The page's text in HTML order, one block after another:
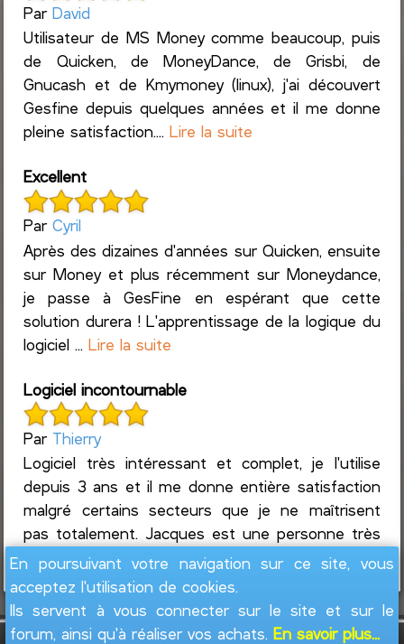
ParDavid
Utilisateur de MS Money comme beaucoup, puis
de Quicken, de MoneyDance, de Grisbi, de
Gnucash et de Kmymoney (linux), j'ai découvert
Gesfine depuis quelques années et il me donne
pleine satisfaction....Lire la suite
Excellent
ParCyril
Après des dizaines d'années sur Quicken, ensuite
sur Money et plus récemment sur Moneydance,
je passe à GesFine en espérant que cette
solution durera ! L'apprentissage de la logique du
logiciel ...Lire la suite
Logiciel incontournable
Par Thierry
Logiciel très intéressant et complet, je l'utilise
depuis 3 ans et il me donne entière satisfaction
malgré certains secteurs que je ne maîtrisent
pas totalement. Jacques est une personne très
access...Lire la suite
En poursuivant votre navigation sur ce site, vous
acceptez l'utilisation de cookies.
Ils servent à vous connecter sur le site et sur le
forum, ainsi qu'à réaliser vos achats.En savoir plus...
GesFine - Copyright © 2008 - 2026Jacques